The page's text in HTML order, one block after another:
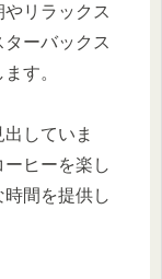
リラックス
ーバックス
す。
していま
ヒーを楽し
間を提供し